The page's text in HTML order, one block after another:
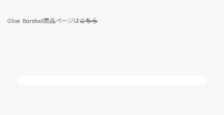
Olive Barstool商品ページはこちら